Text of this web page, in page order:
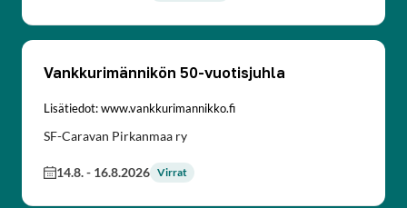
Vankkurimännikön 50-vuotisjuhla
Lisätiedot: www.vankkurimannikko.fi
SF-Caravan Pirkanmaa ry
14.8.- 16.8.2026 Virrat